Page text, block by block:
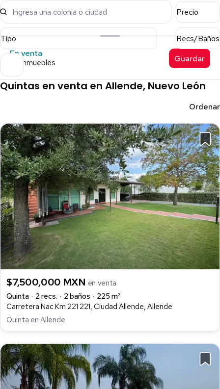
Ingresa una colonia o ciudad Precio
Tipo
Recs/Baños
En venta
66 inmuebles Guardar
Quintas en venta en Allende, Nuevo León
Ordenar
$7,500,000 MXN en venta
Quinta
2 recs. 2 baños
225 m²
Carretera Nac Km 221 221, Ciudad Allende, Allende
Quinta en Allende